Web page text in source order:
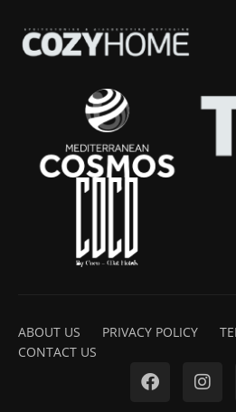
ABOUT US PRIVACY POLICY
CONTACT US